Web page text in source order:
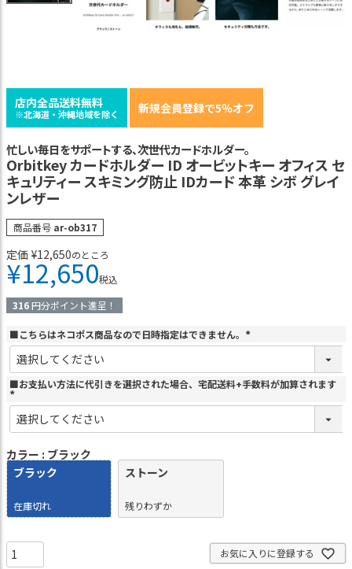
店内全品送料無料
※北海道・沖縄地域を除く 新規会員登録で5％オフ
忙しい毎日をサポートする、次世代カードホルダー。
Orbitkey カードホルダー ID オービットキー オフィス セ
キュリティー スキミング防止 IDカード 本革 シボ グレイ
ンレザー
商品番号 ar-ob317
定価 ¥12,650のところ
¥12,650税込
316円分ポイント進呈！
■こちらはネコポス商品なので日時指定はできません。
(
)
■お支払い方法に代引きを選択された場合、宅配送料+手数料が加算されます
(
必
須
)
カラー ブラック
ブラック
在庫切れ
ストーン
残りわずか
お気に入りに登録する